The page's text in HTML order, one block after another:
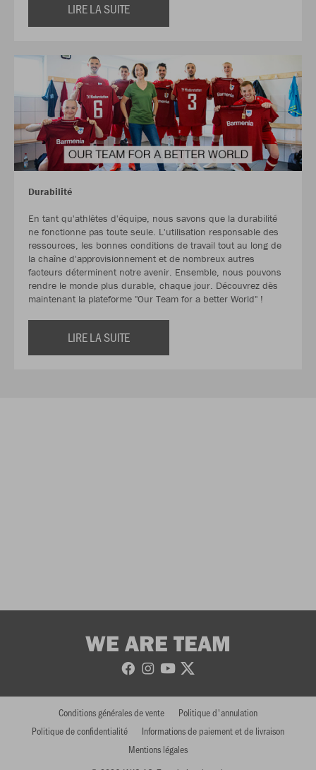
LIRE LA SUITE
Durabilité
En tant qu'athlètes d'équipe, nous savons que la durabilité
ne fonctionne pas toute seule. L'utilisation responsable des
ressources, les bonnes conditions de travail tout au long de
la chaîne d'approvisionnement et de nombreux autres
facteurs déterminent notre avenir. Ensemble, nous pouvons
rendre le monde plus durable, chaque jour. Découvrez dès
maintenant la plateforme "Our Team for a better World" !
LIRE LA SUITE
WE ARE TEAM
Conditions générales de vente
Politique d'annulation
Politique de confidentialité
Informations de paiement et de livraison
Mentions légales